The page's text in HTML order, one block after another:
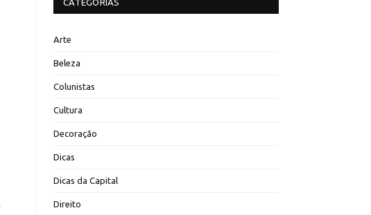
CATEGORIAS
Arte
Beleza
Colunistas
Cultura
Decoração
Dicas
Dicas da Capital
Direito